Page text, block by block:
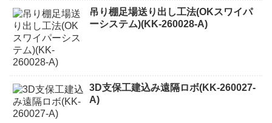
吊り棚足場送り出し工法(OKスワイパ
ーシステム)(KK-260028-A)
3D支保工建込み遠隔ロボ(KK-260027-
A)